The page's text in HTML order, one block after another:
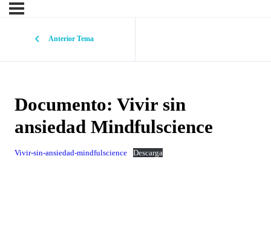
Anterior Tema
Documento: Vivir sin
ansiedad Mindfulscience
Vivir-sin-ansiedad-mindfulscience Descarga